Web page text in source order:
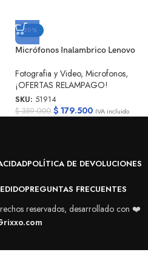
-50%
Micrófonos Inalambrico Lenovo
Fotografia y Video, Microfonos,
¡OFERTAS RELAMPAGO!
SKU: 51914
$359.000 $179.500 IVA incluido
POLÍTICA DE DEVOLUCIONES
PREGUNTAS FRECUENTES
reservados, desarrollado con ❤️